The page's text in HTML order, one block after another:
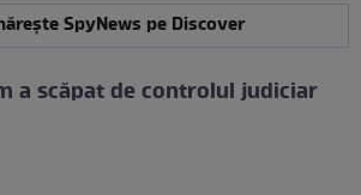
SpyNews pe Discover
a scăpat de controlul judiciar